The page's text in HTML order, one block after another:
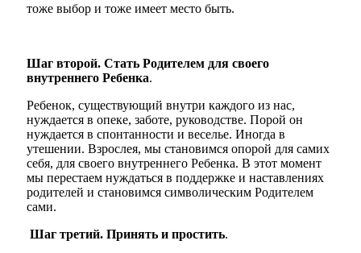
тоже выбор и тоже имеет место быть.
Шаг второй. Стать Родителем для своего
внутреннего Ребенка.
Ребенок, существующий внутри каждого из нас,
нуждается в опеке, заботе, руководстве. Порой он
нуждается в спонтанности и веселье. Иногда в
утешении. Взрослея, мы становимся опорой для самих
себя, для своего внутреннего Ребенка. В этот момент
мы перестаем нуждаться в поддержке и наставлениях
родителей и становимся символическим Родителем
сами.
Шаг третий. Принять и простить.